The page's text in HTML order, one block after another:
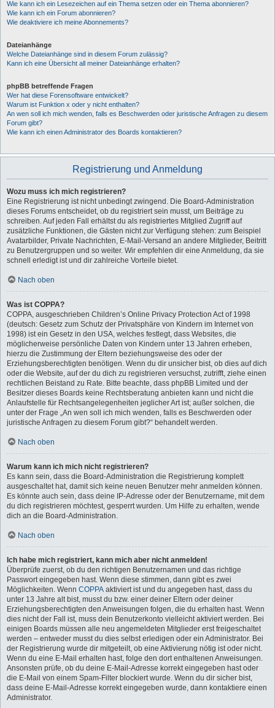
Wie kann ich ein Lesezeichen auf ein Thema setzen oder ein Thema abonnieren?
Wie kann ich ein Forum abonnieren?
Wie deaktiviere ich meine Abonnements?
Dateianhänge
Welche Dateianhänge sind in diesem Forum zulässig?
Kann ich eine Übersicht all meiner Dateianhänge erhalten?
phpBB betreffende Fragen
Wer hat diese Forensoftware entwickelt?
Warum ist Funktion x oder y nicht enthalten?
An wen soll ich mich wenden, falls es Beschwerden oder juristische Anfragen zu diesem
Forum gibt?
Wie kann ich einen Administrator des Boards kontaktieren?
Registrierung und Anmeldung
Wozu muss ich mich registrieren?
Eine Registrierung ist nicht unbedingt zwingend. Die Board-Administration
dieses Forums entscheidet, ob du registriert sein musst, um Beiträge zu
schreiben. Auf jeden Fall erhältst du als registriertes Mitglied Zugriff auf
zusätzliche Funktionen, die Gästen nicht zur Verfügung stehen: zum Beispiel
Avatarbilder, Private Nachrichten, E-Mail-Versand an andere Mitglieder, Beitritt
zu Benutzergruppen und so weiter. Wir empfehlen dir eine Anmeldung, da sie
schnell erledigt ist und dir zahlreiche Vorteile bietet.
Nach oben
Was ist COPPA?
COPPA, ausgeschrieben Children’s Online Privacy Protection Act of 1998
(deutsch: Gesetz zum Schutz der Privatsphäre von Kindern im Internet von
1998) ist ein Gesetz in den USA, welches festlegt, dass Websites, die
möglicherweise persönliche Daten von Kindern unter 13 Jahren erheben,
hierzu die Zustimmung der Eltern beziehungsweise des oder der
Erziehungsberechtigten benötigen. Wenn du dir unsicher bist, ob dies auf dich
oder die Website, auf der du dich zu registrieren versuchst, zutrifft, ziehe einen
rechtlichen Beistand zu Rate. Bitte beachte, dass phpBB Limited und der
Besitzer dieses Boards keine Rechtsberatung anbieten kann und nicht die
Anlaufstelle für Rechtsangelegenheiten jeglicher Art ist; außer solchen, die
unter der Frage „An wen soll ich mich wenden, falls es Beschwerden oder
juristische Anfragen zu diesem Forum gibt?“ behandelt werden.
Nach oben
Warum kann ich mich nicht registrieren?
Es kann sein, dass die Board-Administration die Registrierung komplett
ausgeschaltet hat, damit sich keine neuen Benutzer mehr anmelden können.
Es könnte auch sein, dass deine IP-Adresse oder der Benutzername, mit dem
du dich registrieren möchtest, gesperrt wurden. Um Hilfe zu erhalten, wende
dich an die Board-Administration.
Nach oben
Ich habe mich registriert, kann mich aber nicht anmelden!
Überprüfe zuerst, ob du den richtigen Benutzernamen und das richtige
Passwort eingegeben hast. Wenn diese stimmen, dann gibt es zwei
Möglichkeiten. Wenn COPPA aktiviert ist und du angegeben hast, dass du
unter 13 Jahre alt bist, musst du bzw. einer deiner Eltern oder deiner
Erziehungsberechtigten den Anweisungen folgen, die du erhalten hast. Wenn
dies nicht der Fall ist, muss dein Benutzerkonto vielleicht aktiviert werden. Bei
einigen Boards müssen alle neu angemeldeten Mitglieder erst freigeschaltet
werden – entweder musst du dies selbst erledigen oder ein Administrator. Bei
der Registrierung wurde dir mitgeteilt, ob eine Aktivierung nötig ist oder nicht.
Wenn du eine E-Mail erhalten hast, folge den dort enthaltenen Anweisungen.
Ansonsten prüfe, ob du deine E-Mail-Adresse korrekt eingegeben hast oder
die E-Mail von einem Spam-Filter blockiert wurde. Wenn du dir sicher bist,
dass deine E-Mail-Adresse korrekt eingegeben wurde, dann kontaktiere einen
Administrator.